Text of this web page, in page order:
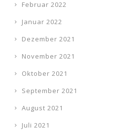
Februar 2022
Januar 2022
Dezember 2021
November 2021
Oktober 2021
September 2021
August 2021
Juli 2021